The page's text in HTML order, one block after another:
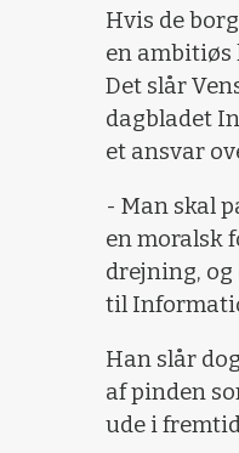
Hvis de
en
Det slår
dagbladet
et ansvar
- Man skal
en moralsk
drejning, og
til
Han slår
af pinden
ude i